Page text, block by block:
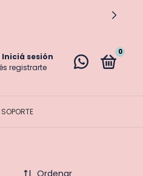
Iniciá sesión
registrarte
0
SOPORTE
Ordenar